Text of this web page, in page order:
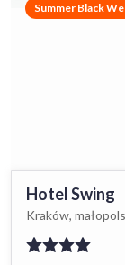
Summer Black
Hotel Swing
Kraków,